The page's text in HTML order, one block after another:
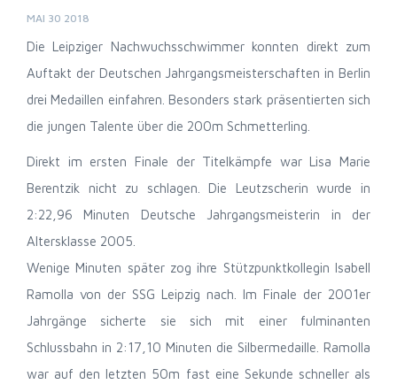
MAI 30 2018
Die Leipziger Nachwuchsschwimmer konnten direkt zum
Auftakt der Deutschen Jahrgangsmeisterschaften in Berlin
drei Medaillen einfahren. Besonders stark präsentierten sich
die jungen Talente über die 200m Schmetterling.
Direkt im ersten Finale der Titelkämpfe war Lisa Marie
Berentzik nicht zu schlagen. Die Leutzscherin wurde in
2:22,96 Minuten Deutsche Jahrgangsmeisterin in der
Altersklasse 2005.
Wenige Minuten später zog ihre Stützpunktkollegin Isabell
Ramolla von der SSG Leipzig nach. Im Finale der 2001er
Jahrgänge sicherte sie sich mit einer fulminanten
Schlussbahn in 2:17,10 Minuten die Silbermedaille. Ramolla
war auf den letzten 50m fast eine Sekunde schneller als